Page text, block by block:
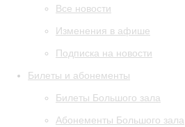
Все новости
Изменения в афише
Подписка на новости
Билеты и абонементы
Билеты Большого зала
Абонементы Большого зала